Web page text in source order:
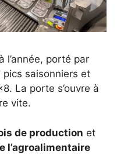
l’année, porté par
saisonniers et
La porte s’ouvre à
vite.
de production et
l’agroalimentaire